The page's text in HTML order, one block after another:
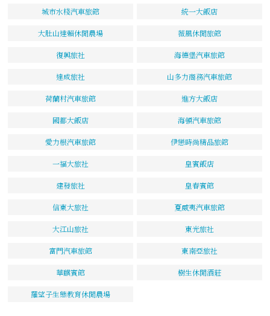
城市水棧汽車旅館 統一大飯店
大肚山達賴休閒農場 薇風休閒旅館
復興旅社 海德堡汽車旅館
達成旅社 山多力商務汽車旅館
荷蘭村汽車旅館 進方大飯店
國都大飯店 海頓汽車旅館
愛力根汽車旅館 伊戀時尚精品旅館
一福大旅社 皇賓飯店
建發旅社 皇春賓館
信東大旅社 夏威夷汽車旅館
大江山旅社 東光旅社
富門汽車旅館 東南亞旅社
華麒賓館 樹生休閒酒莊
羅望子生態教育休閒農場